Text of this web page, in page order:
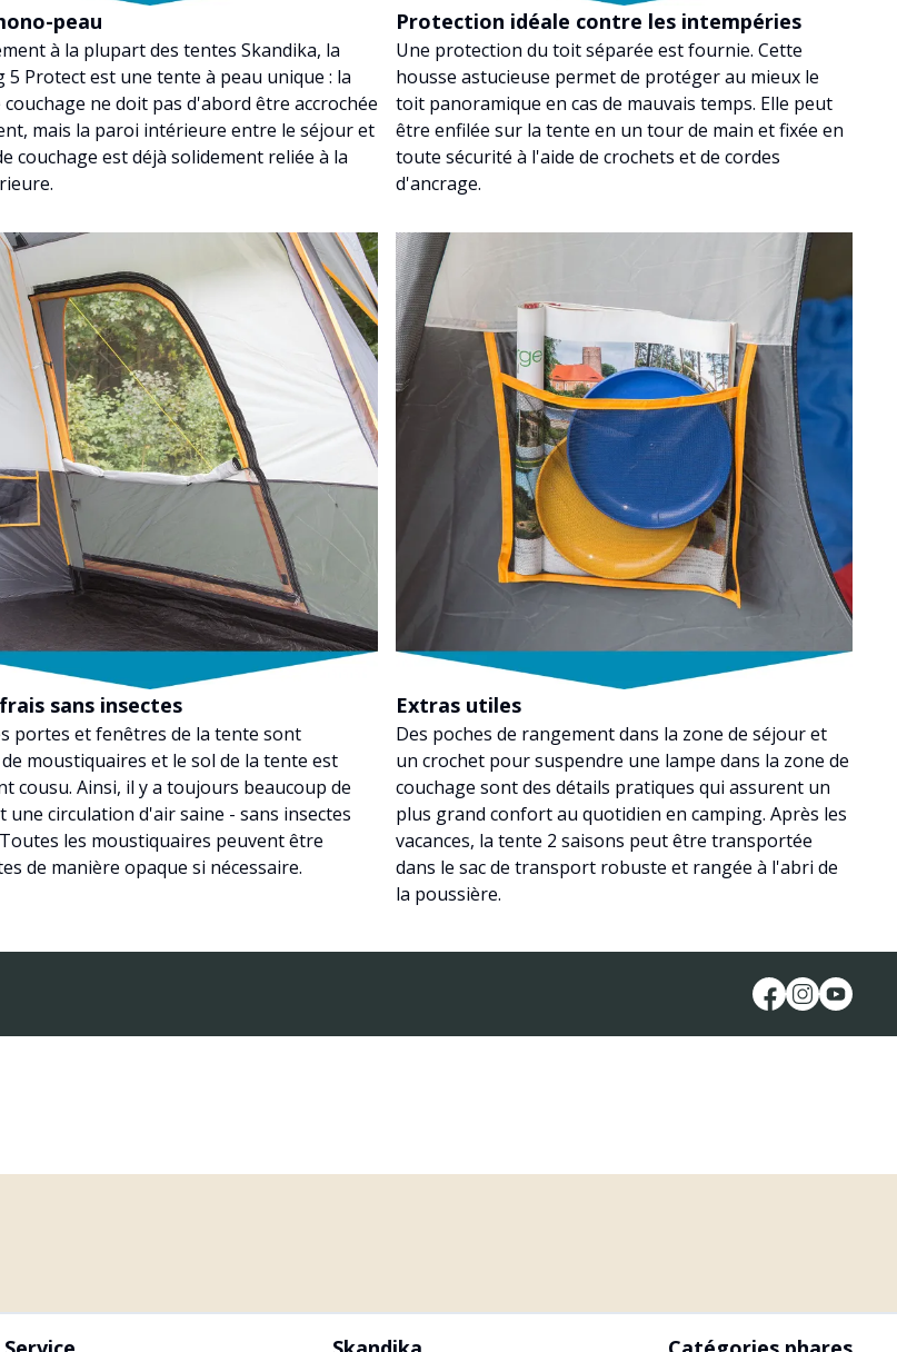
peau
à la plupart des tentes Skandika, la
5 Protect est une tente à peau unique : la
couchage ne doit pas d'abord être accrochée
mais la paroi intérieure entre le séjour et
couchage est déjà solidement reliée à la
Protection idéale contre les intempéries
Une protection du toit séparée est fournie. Cette
housse astucieuse permet de protéger au mieux le
toit panoramique en cas de mauvais temps. Elle peut
être enfilée sur la tente en un tour de main et fixée en
toute sécurité à l'aide de crochets et de cordes
d'ancrage.
sans insectes
portes et fenêtres de la tente sont
moustiquaires et le sol de la tente est
cousu. Ainsi, il y a toujours beaucoup de
une circulation d'air saine - sans insectes
les moustiquaires peuvent être
de manière opaque si nécessaire.
Extras utiles
Des poches de rangement dans la zone de séjour et
un crochet pour suspendre une lampe dans la zone de
couchage sont des détails pratiques qui assurent un
plus grand confort au quotidien en camping. Après les
vacances, la tente 2 saisons peut être transportée
dans le sac de transport robuste et rangée à l'abri de
la poussière.